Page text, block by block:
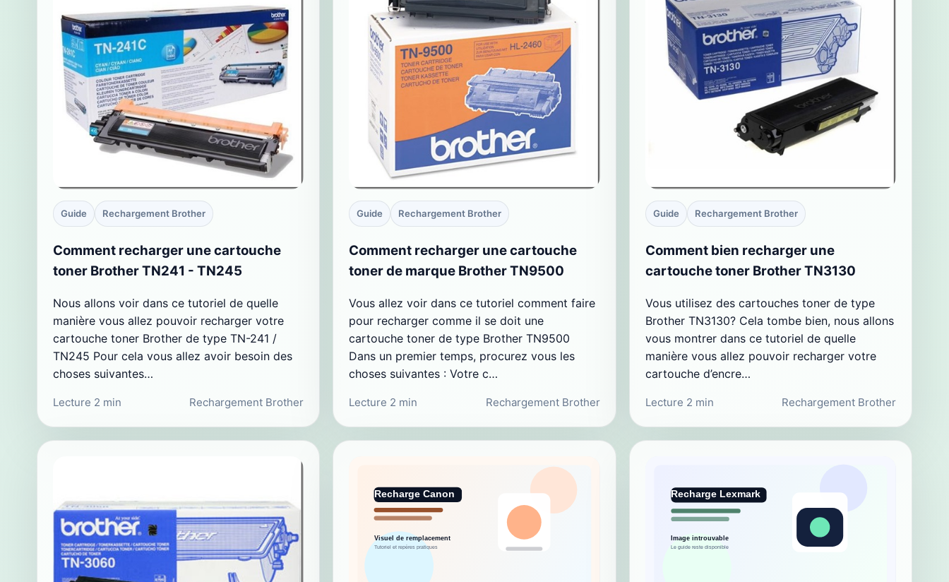
Guide Rechargement Brother
Comment recharger une cartouche
toner Brother TN241 - TN245
Nous allons voir dans ce tutoriel de quelle
manière vous allez pouvoir recharger votre
cartouche toner Brother de type TN-241 /
TN245 Pour cela vous allez avoir besoin des
choses suivantes…
Lecture 2 min Rechargement Brother
Guide Rechargement Brother
Comment recharger une cartouche
toner de marque Brother TN9500
Vous allez voir dans ce tutoriel comment faire
pour recharger comme il se doit une
cartouche toner de type Brother TN9500
Dans un premier temps, procurez vous les
choses suivantes : Votre c…
Lecture 2 min Rechargement Brother
Guide Rechargement Brother
Comment bien recharger une
cartouche toner Brother TN3130
Vous utilisez des cartouches toner de type
Brother TN3130? Cela tombe bien, nous allons
vous montrer dans ce tutoriel de quelle
manière vous allez pouvoir recharger votre
cartouche d’encre…
Lecture 2 min Rechargement Brother